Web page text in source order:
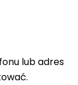
lub adres